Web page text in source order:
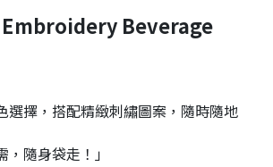
Embroidery Beverage
選擇，搭配精緻刺繡圖案，隨時隨地
，隨身袋走！」